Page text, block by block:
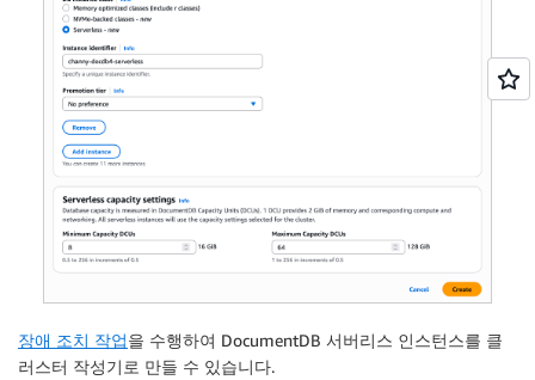
장애 조치 작업을 수행하여 DocumentDB 서버리스 인스턴스를 클
러스터 작성기로 만들 수 있습니다.